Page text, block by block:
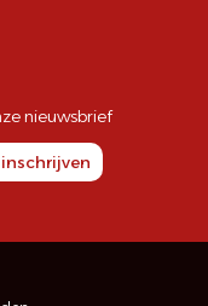
nieuwsbrief
inschrijven